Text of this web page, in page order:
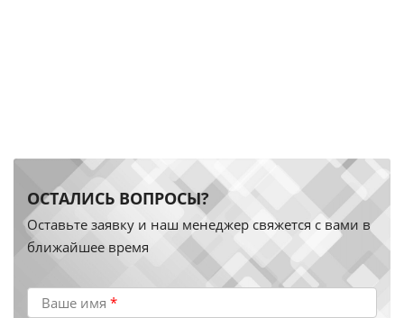
ОСТАЛИСЬ ВОПРОСЫ?
Оставьте заявку и наш менеджер свяжется с вами в
ближайшее время
Ваше имя *